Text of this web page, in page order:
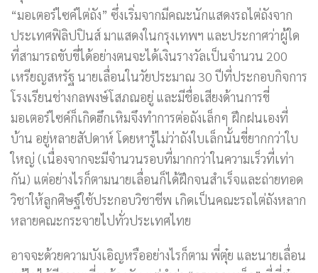
“มอเตอร์ไซค์ไต่ถัง” ซึ่งเริ่มจากมีคณะนักแสดงรถไต่ถังจาก
ประเทศฟิลิปปินส์ มาแสดงในกรุงเทพฯ และประกาศว่าผู้ใด
ที่สามารถขับขี่ได้อย่างตนจะได้เงินรางวัลเป็นจำนวน 200
เหรียญสหรัฐ นายเลื่อนในวัยประมาณ 30 ปีที่ประกอบกิจการ
โรงเรียนช่างกลพงษ์โสภณอยู่ และมีชื่อเสียงด้านการขี่
มอเตอร์ไซค์ก็เกิดฮึกเหิมจึงทำการต่อถังเล็กๆ ฝึกฝนเองที่
บ้าน อยู่หลายสัปดาห์ โดยหารู้ไม่ว่าถังใบเล็กนั้นขี่ยากกว่าใบ
ใหญ่ (เนื่องจากจะมีจำนวนรอบที่มากกว่าในความเร็วที่เท่า
กัน) แต่อย่างไรก็ตามนายเลื่อนก็ได้ฝึกจนสำเร็จและถ่ายทอด
วิชาให้ลูกศิษฐ์ใช้ประกอบวิชาชีพ เกิดเป็นคณะรถไต่ถังหลาก
หลายคณะกระจายไปทั่วประเทศไทย
อาจจะด้วยความบังเอิญหรืออย่างไรก็ตาม พี่ตุ๋ย และนายเลื่อน